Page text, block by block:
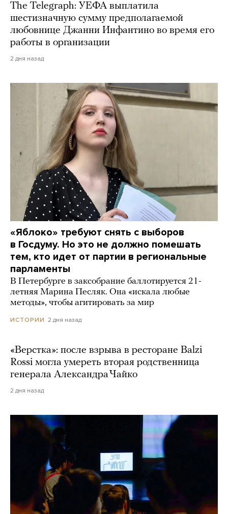
The Telegraph: УЕФА выплатила
шестизначную сумму предполагаемой
любовнице Джанни Инфантино во время его
работы в организации
2 дня назад
«Яблоко» требуют снять с выборов
в Госдуму. Но это не должно помешать
тем, кто идет от партии в региональные
парламенты
В Петербурге в заксобрание баллотируется 21-
летняя Марина Песляк. Она «искала любые
методы», чтобы агитировать за мир
ИСТОРИИ 2 дня назад
«Верстка»: после взрыва в ресторане Balzi
Rossi могла умереть вторая родственница
генерала Александра Чайко
2 дня назад